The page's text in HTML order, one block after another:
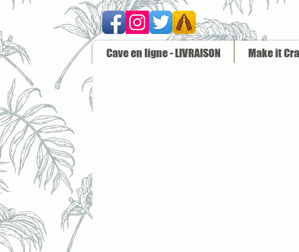
Cave en ligne - LIVRAISON Make it